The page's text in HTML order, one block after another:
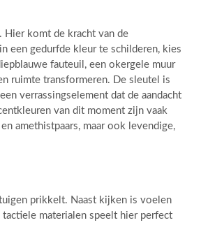
Hier komt de kracht van de
een gedurfde kleur te schilderen, kies
fauteuil, een okergele muur
ruimte transformeren. De sleutel is
verrassingselement dat de aandacht
van dit moment zijn vaak
amethistpaars, maar ook levendige,
prikkelt. Naast kijken is voelen
materialen speelt hier perfect